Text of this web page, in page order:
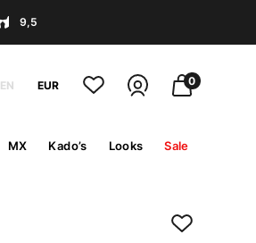
9,5
EN EUR 0
MX Kado’s Looks Sale